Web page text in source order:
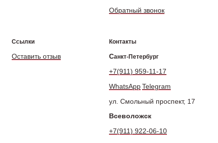
Обратный звонок
Ссылки
Оставить отзыв
Контакты
Санкт-Петербург
+7(911) 959-11-17
WhatsAppTelegram
ул. Смольный проспект, 17
Всеволожск
+7(911) 922-06-10